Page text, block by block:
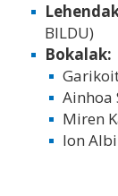
BILDU)
Bokalak:
Ainhoa
Miren
Ion